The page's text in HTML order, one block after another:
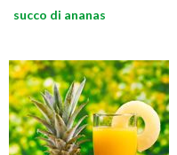
succo di ananas